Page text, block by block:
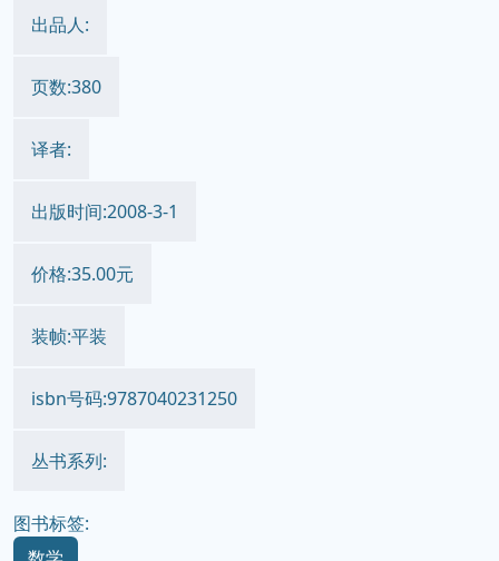
出版者:高等教育出版社
作者:屈婉玲、耿素云、 张立昂
出品人:
页数:380
译者:
出版时间:2008-3-1
价格:35.00元
装帧:平装
isbn号码:9787040231250